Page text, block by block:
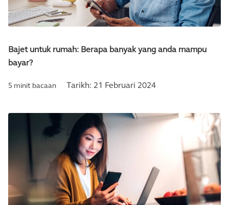
Bajet untuk rumah: Berapa banyak yang anda mampu
bayar?
5 minit bacaan Tarikh: 21 Februari 2024